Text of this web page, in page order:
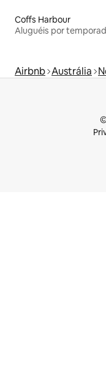
Coffs Harbour
Aluguéis por
Airbnb Austrália